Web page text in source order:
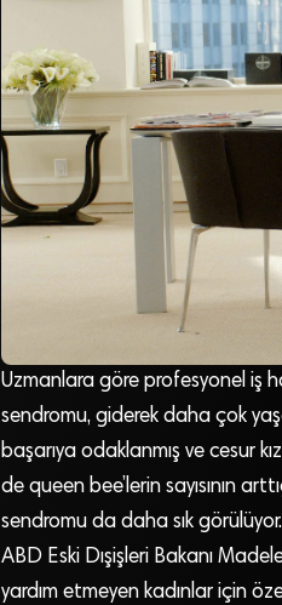
Uzmanlara göre profesyonel iş
sendromu, giderek daha çok
başarıya odaklanmış ve cesur
de queen bee’lerin sayısının
sendromu da daha sık görülüyor.
ABD Eski Dışişleri Bakanı
yardım etmeyen kadınlar için